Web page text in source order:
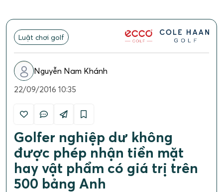
Luật chơi golf
Nguyễn Nam Khánh
22/09/2016 10:35
Golfer nghiệp dư không
được phép nhận tiền mặt
hay vật phẩm có giá trị trên
500 bảng Anh